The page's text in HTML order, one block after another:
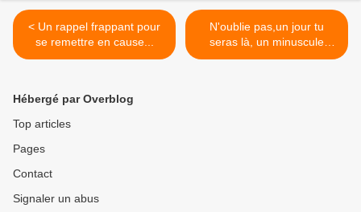
< Un rappel frappant pour
se remettre en cause...
N'oublie pas,un jour tu
seras là, un minuscule
trou... >
Hébergé par Overblog
Top articles
Pages
Contact
Signaler un abus